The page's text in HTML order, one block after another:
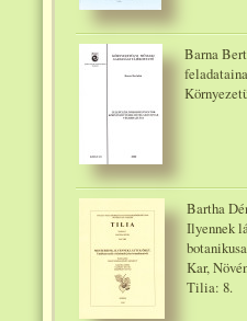
Barna
Bartha
Ilyennek
Kar,
Tilia: 8.